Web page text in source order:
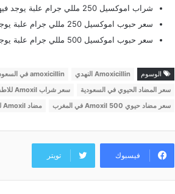
شراب اموكسيل 250 مللي جرام علبة يوجد فيها 100 مل بثمن 27.85
سعر حبوب اموكسيل 250 مللي جرام علبة يوجد بها 20 قرص بمبلغ 22.45 ريال سعودي.
سعر حبوب اموكسيل 500 مللي جرام علبة يوجد بها 20 قرص نحو 44.9 ريال سعودي.
الوسوم Amoxicillin النهدي amoxicillin في السعودية
سعر المضاد الحيوي في السعودية
سعر شراب Amoxil للاطفال في المغرب
سعر مضاد حيوي Amoxil 500 في المغرب
مضاد Amoxil للاسنان
فيسبوك تويتر